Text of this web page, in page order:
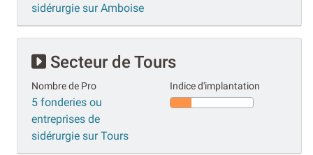
sidérurgie sur Amboise
Secteur de Tours
Nombre de Pro
5 fonderies ou
entreprises de
sidérurgie sur Tours
Indice d'implantation